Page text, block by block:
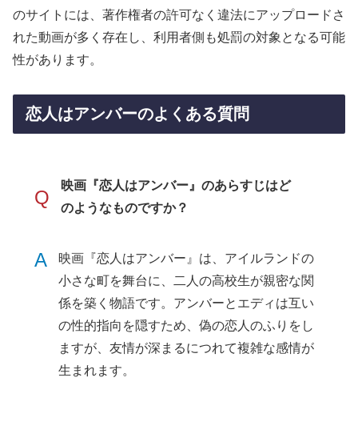
のサイトには、著作権者の許可なく違法にアップロードさ
れた動画が多く存在し、利用者側も処罰の対象となる可能
性があります。
恋人はアンバーのよくある質問
Q
映画『恋人はアンバー』のあらすじはど
のようなものですか？
A
映画『恋人はアンバー』は、アイルランドの
小さな町を舞台に、二人の高校生が親密な関
係を築く物語です。アンバーとエディは互い
の性的指向を隠すため、偽の恋人のふりをし
ますが、友情が深まるにつれて複雑な感情が
生まれます。